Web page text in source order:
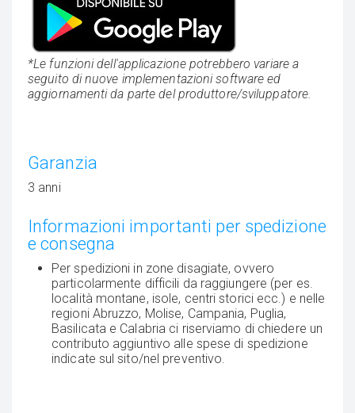
*Le funzioni dell'applicazione potrebbero variare a
seguito di nuove implementazioni software ed
aggiornamenti da parte del produttore/sviluppatore.
Garanzia
3 anni
Informazioni importanti per spedizione
e consegna
Per spedizioni in zone disagiate, ovvero
particolarmente difficili da raggiungere (per es.
località montane, isole, centri storici ecc.) e nelle
regioni Abruzzo, Molise, Campania, Puglia,
Basilicata e Calabria ci riserviamo di chiedere un
contributo aggiuntivo alle spese di spedizione
indicate sul sito/nel preventivo.